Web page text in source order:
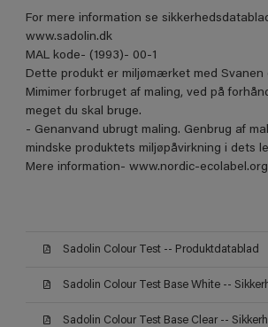
For mere information se
www.sadolin.dk
MAL kode- (1993)- 00-1
Dette produkt er miljømærket med Svanen
Mimimer forbruget af maling, ved på
meget du skal bruge.
- Genanvand ubrugt maling. Genbrug af
mindske produktets miljøpåvirkning i dets
Mere information- www.nordic-ecolabel.org
Sadolin Colour Test -- Produktdatablad
Sadolin Colour Test Base Clear --